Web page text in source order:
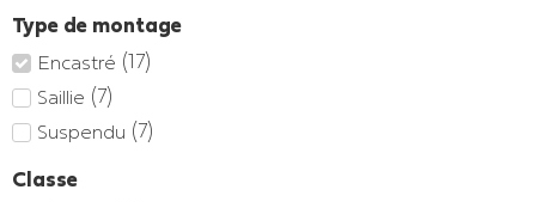
Type de montage
Encastré (17)
Saillie (7)
Suspendu (7)
Classe